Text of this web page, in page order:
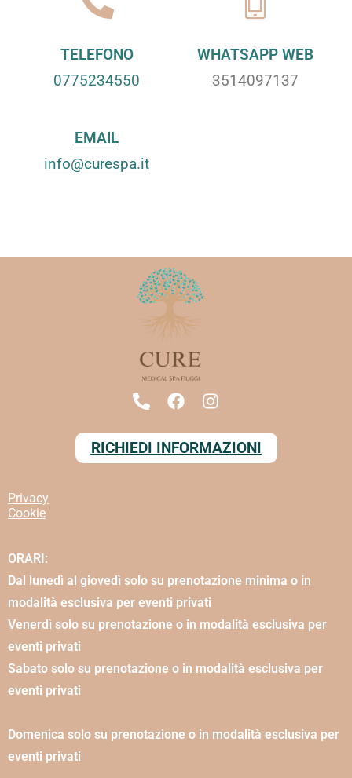
TELEFONO
0775234550
WHATSAPP WEB
3514097137
EMAIL
info@curespa.it
RICHIEDI INFORMAZIONI
Privacy
Cookie
ORARI:
Dal lunedì al giovedì solo su prenotazione minima o in
modalità esclusiva per eventi privati
Venerdì solo su prenotazione o in modalità esclusiva per
eventi privati
Sabato solo su prenotazione o in modalità esclusiva per
eventi privati
Domenica solo su prenotazione o in modalità esclusiva per
eventi privati